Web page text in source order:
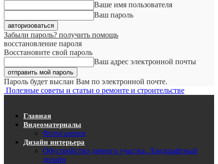
Ваше имя пользователя
Ваш пароль
Забыли пароль? получить помощь
восстановление пароля
Восстановите свой пароль
Ваш адрес электронной почты
Пароль будет выслан Вам по электронной почте.
Полезные советы и статьи о ремонте и строительстве
Главная
Видеоматериалы
Фотогалерея
Дизайн интерьера
Обустройство дачного участка. Ландшафтный
дизайн